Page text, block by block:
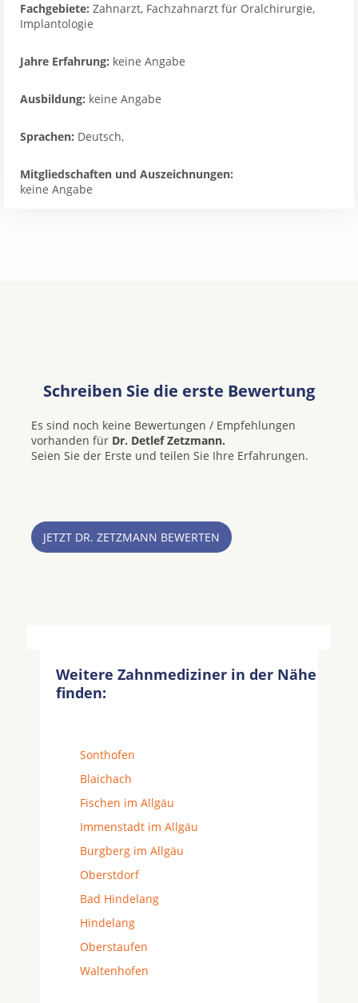
Fachgebiete: Zahnarzt, Fachzahnarzt für Oralchirurgie,
Implantologie
Jahre Erfahrung: keine Angabe
Ausbildung: keine Angabe
Sprachen: Deutsch,
Mitgliedschaften und Auszeichnungen:
keine Angabe
Schreiben Sie die erste Bewertung
Es sind noch keine Bewertungen / Empfehlungen
vorhanden für Dr. Detlef Zetzmann.
Seien Sie der Erste und teilen Sie Ihre Erfahrungen.
JETZT DR. ZETZMANN BEWERTEN
Weitere Zahnmediziner in der Nähe
finden:
Sonthofen
Blaichach
Fischen im Allgäu
Immenstadt im Allgäu
Burgberg im Allgäu
Oberstdorf
Bad Hindelang
Hindelang
Oberstaufen
Waltenhofen